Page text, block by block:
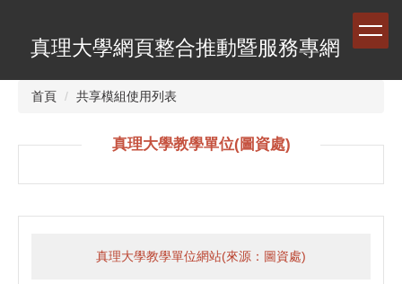
真理大學網頁整合推動暨服務專網
首頁 共享模組使用列表
真理大學教學單位(圖資處)
真理大學教學單位網站(來源：圖資處)